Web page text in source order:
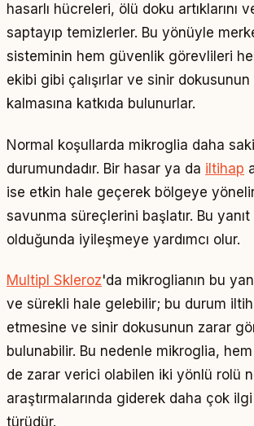
hasarlı hücreleri, ölü doku artıklarını
saptayıp temizlerler. Bu yönüyle
sisteminin hem güvenlik görevlileri
ekibi gibi çalışırlar ve sinir dokusunun
kalmasına katkıda bulunurlar.
Normal koşullarda mikroglia daha
durumundadır. Bir hasar ya da iltihap
ise etkin hale geçerek bölgeye
savunma süreçlerini başlatır. Bu
olduğunda iyileşmeye yardımcı olur.
Multipl Skleroz'da mikroglianın bu
ve sürekli hale gelebilir; bu durum
etmesine ve sinir dokusunun zarar
bulunabilir. Bu nedenle mikroglia,
de zarar verici olabilen iki yönlü rolü
araştırmalarında giderek daha çok
türüdür.